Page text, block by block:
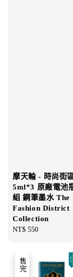
摩天輪 - 時尚街
5ml*3 原廠電池
組 鋼筆墨水 The
Fashion District
Collection
Regular
NT$ 550
售完